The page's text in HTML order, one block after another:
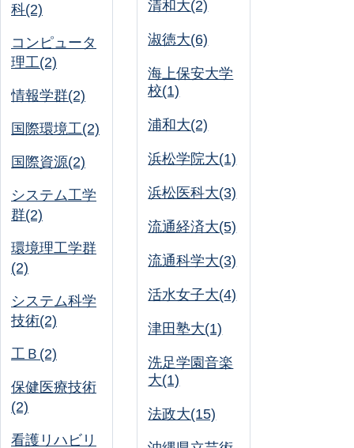
科(2)
コンピュータ
理工(2)
情報学群(2)
国際環境工(2)
国際資源(2)
システム工学
群(2)
環境理工学群
(2)
システム科学
技術(2)
工Ｂ(2)
保健医療技術
(2)
看護リハビリ
清和大(2)
淑徳大(6)
海上保安大学
校(1)
浦和大(2)
浜松学院大(1)
浜松医科大(3)
流通経済大(5)
流通科学大(3)
活水女子大(4)
津田塾大(1)
洗足学園音楽
大(1)
法政大(15)